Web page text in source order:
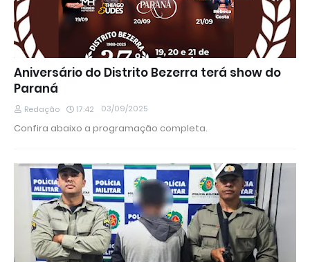
Aniversário do Distrito Bezerra terá show do
Paraná
Redação 17:42 03/09/2025
Confira abaixo a programação completa.